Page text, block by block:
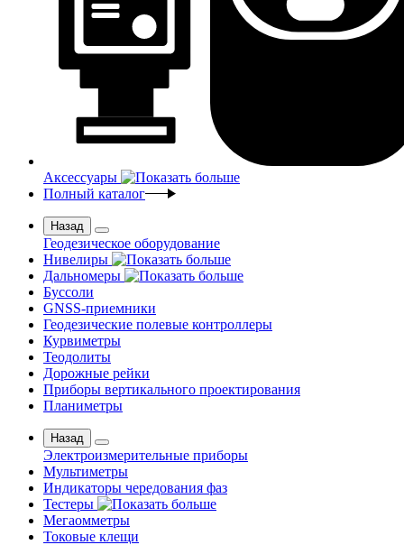
Аксессуары
Полный каталог
Назад
Геодезическое оборудование
Нивелиры
Дальномеры
Буссоли
GNSS-приемники
Геодезические полевые контроллеры
Курвиметры
Теодолиты
Дорожные рейки
Приборы вертикального проектирования
Планиметры
Назад
Электроизмерительные приборы
Мультиметры
Индикаторы чередования фаз
Тестеры
Мегаомметры
Токовые клещи